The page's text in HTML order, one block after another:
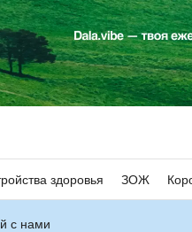
здоровья ЗОЖ
с нами